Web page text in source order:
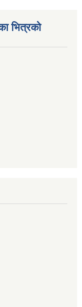
भित्रकाे